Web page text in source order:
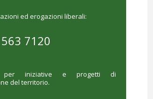
ed erogazioni liberali:
7120
per iniziative e progetti di
del territorio.